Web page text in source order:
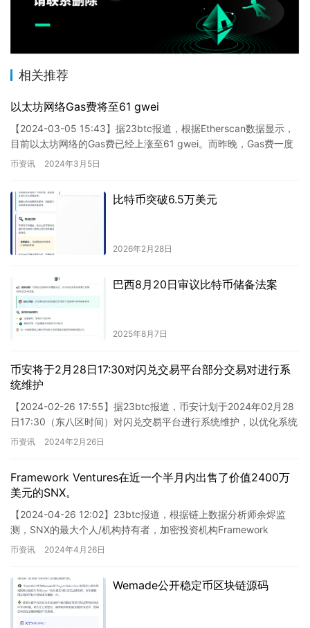
相关推荐
以太坊网络Gas费将至61 gwei
【2024-03-05 15:43】据23btc报道，根据Etherscan数据显示，
目前以太坊网络的Gas费已经上涨至61 gwei。而昨晚，Gas费一度
飙升至145 gwei。
币资讯 2024年3月5日
比特币突破6.5万美元
2026年2月28日
巴西8月20日审议比特币储备法案
2025年8月7日
币安将于2月28日17:30对闪兑交易平台部分交易对进行系
统维护
【2024-02-26 17:55】据23btc报道，币安计划于2024年02月28
日17:30（东八区时间）对闪兑交易平台进行系统维护，以优化系统
性能和稳定性。预计维护过程将持续…
币资讯 2024年2月26日
Framework Ventures在近一个半月内出售了价值2400万
美元的SNX。
【2024-04-26 12:02】23btc报道，根据链上数据分析师余烬监
测，SNX的最大个人/机构持有者，加密投资机构Framework
Ventures，近49天以每枚4美元…
币资讯 2024年4月26日
Wemade公开稳定币区块链源码